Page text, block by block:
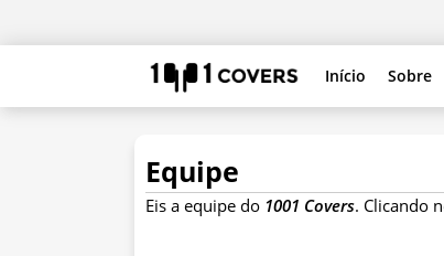
Início Sobre
Equipe
Eis a equipe do 1001 Covers. Clicando